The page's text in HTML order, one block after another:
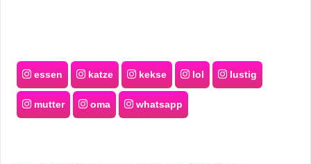
essen katze kekse lol lustig
mutter oma whatsapp